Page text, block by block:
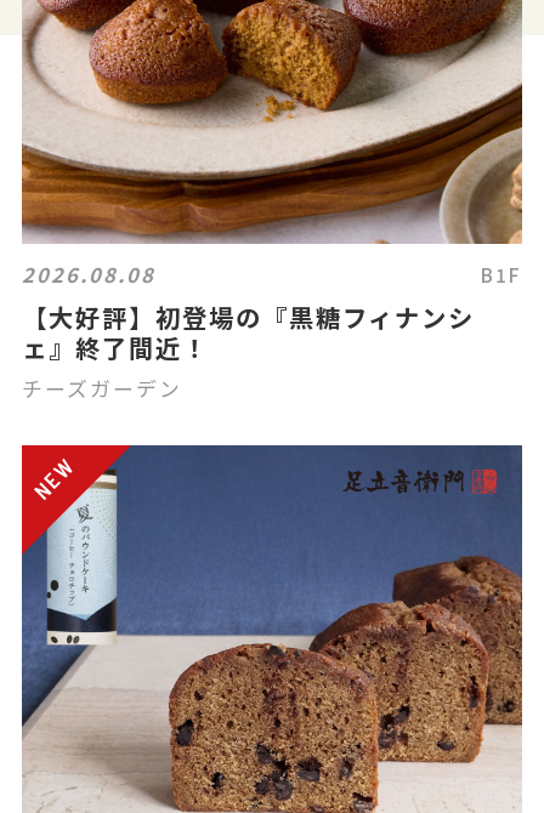
2026.08.08 B1F
【大好評】初登場の『黒糖フィナンシ
ェ』終了間近！
チーズガーデン